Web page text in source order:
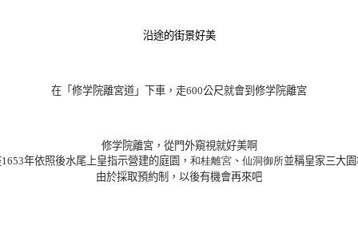
沿途的街景好美
在「修学院離宮道」下車，走600公尺就會到修学院離宮
修学院離宮，從門外窺視就好美啊
年依照後水尾上皇指示營建的庭園， 和桂離宮 、 仙洞御所並稱皇家三大
由於採取預約制，以後有機會再來吧